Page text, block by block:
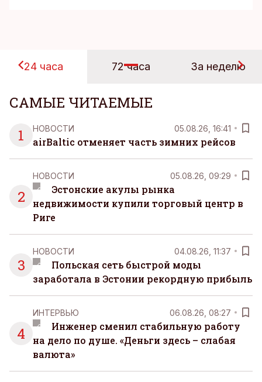
24 часа 72 часа За неделю
САМЫЕ ЧИТАЕМЫЕ
1
НОВОСТИ 05.08.26, 16:41
airBaltic отменяет часть зимних рейсов
2
НОВОСТИ 05.08.26, 09:29
Эстонские акулы рынка
недвижимости купили торговый центр в
Риге
3
НОВОСТИ 04.08.26, 11:37
Польская сеть быстрой моды
заработала в Эстонии рекордную прибыль
4
ИНТЕРВЬЮ 06.08.26, 08:27
Инженер сменил стабильную работу
на дело по душе. «Деньги здесь – слабая
валюта»